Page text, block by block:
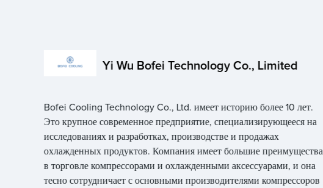
Yi Wu Bofei Technology Co., Limited
Bofei Cooling Technology Co., Ltd. имеет историю более 10 лет.
Это крупное современное предприятие, специализирующееся на
исследованиях и разработках, производстве и продажах
охлажденных продуктов. Компания имеет большие преимущества
в торговле компрессорами и охлажденными аксессуарами, и она
тесно сотрудничает с основными производителями компрессоров